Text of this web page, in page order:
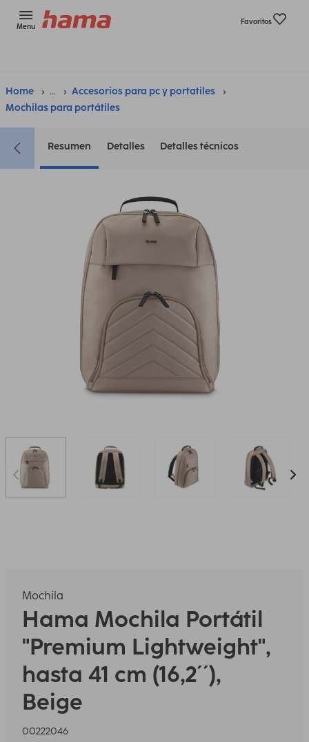
Menu
Favoritos
Home ...
Accesorios para pc y portatiles
Mochilas para portátiles
Resumen Detalles Detalles técnicos
Mochila
Hama Mochila Portátil
"Premium Lightweight",
hasta 41 cm (16,2´´),
Beige
00222046